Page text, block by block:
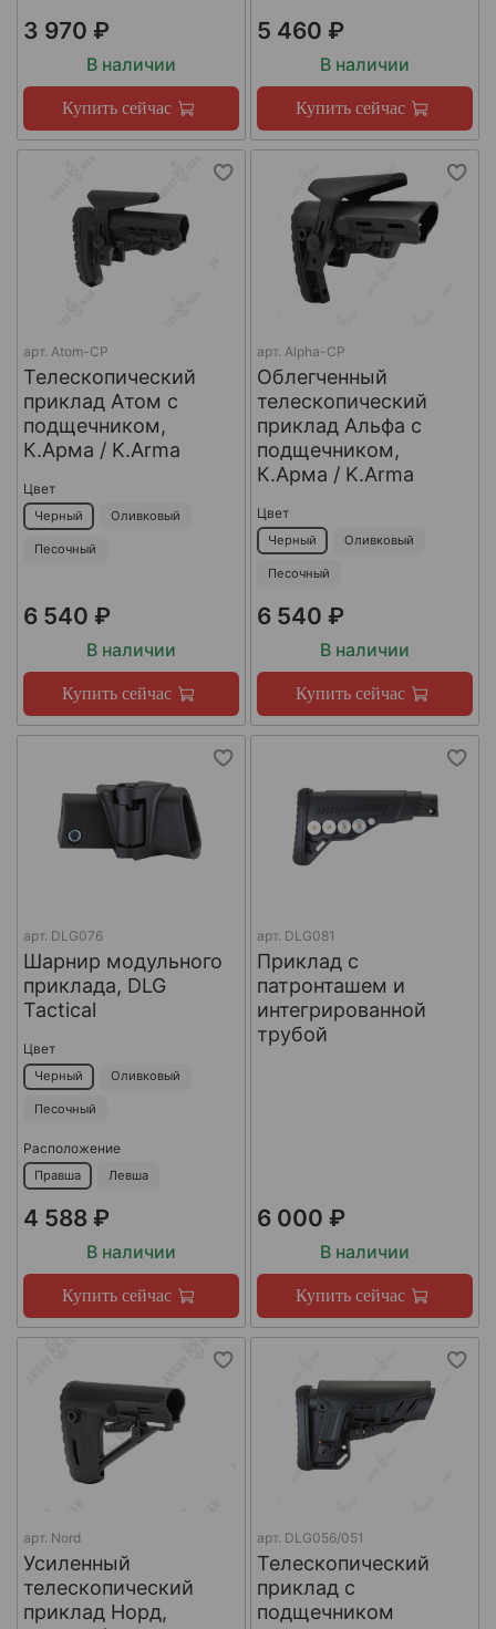
3 970 ₽
В наличии
Купить сейчас
5 460 ₽
В наличии
Купить сейчас
арт. Atom-CP
Телескопический
приклад Атом с
подщечником,
К.Арма / K.Arma
Цвет
Черный Оливковый
Песочный
6 540 ₽
В наличии
Купить сейчас
арт. Alpha-CP
Облегченный
телескопический
приклад Альфа с
подщечником,
К.Арма / K.Arma
Цвет
Черный Оливковый
Песочный
6 540 ₽
В наличии
Купить сейчас
арт. DLG076
Шарнир модульного
приклада, DLG
Tactical
Цвет
Черный Оливковый
Песочный
Расположение
Правша Левша
4 588 ₽
В наличии
Купить сейчас
арт. DLG081
Приклад с
патронташем и
интегрированной
трубой
6 000 ₽
В наличии
Купить сейчас
арт. Nord
Усиленный
телескопический
приклад Норд,
арт. DLG056/051
Телескопический
приклад с
подщечником